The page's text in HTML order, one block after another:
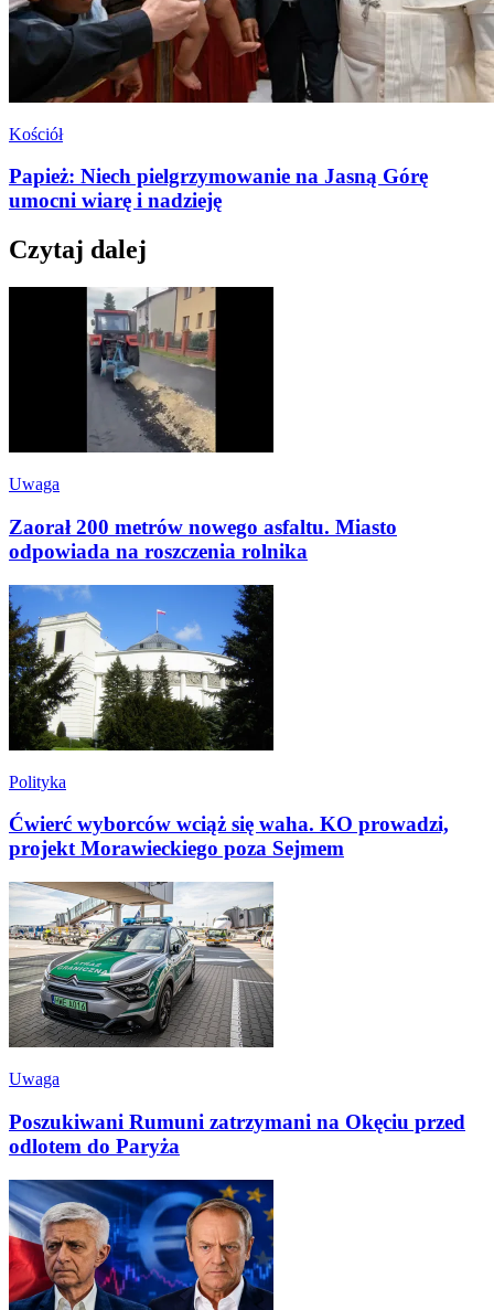
Kościół
Papież: Niech pielgrzymowanie na Jasną Górę
umocni wiarę i nadzieję
Czytaj dalej
Uwaga
Zaorał 200 metrów nowego asfaltu. Miasto
odpowiada na roszczenia rolnika
Polityka
Ćwierć wyborców wciąż się waha. KO prowadzi,
projekt Morawieckiego poza Sejmem
Uwaga
Poszukiwani Rumuni zatrzymani na Okęciu przed
odlotem do Paryża